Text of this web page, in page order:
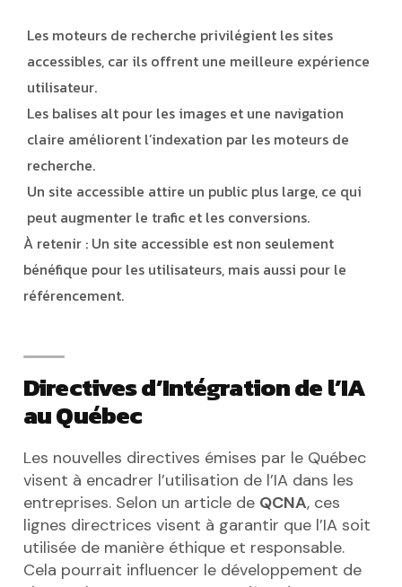
Les moteurs de recherche privilégient les sites
accessibles, car ils offrent une meilleure expérience
utilisateur.
Les balises alt pour les images et une navigation
claire améliorent l’indexation par les moteurs de
recherche.
Un site accessible attire un public plus large, ce qui
peut augmenter le trafic et les conversions.
À retenir : Un site accessible est non seulement
bénéfique pour les utilisateurs, mais aussi pour le
référencement.
Directives d’Intégration de l’IA
au Québec
Les nouvelles directives émises par le Québec
visent à encadrer l’utilisation de l’IA dans les
entreprises. Selon un article de QCNA, ces
lignes directrices visent à garantir que l’IA soit
utilisée de manière éthique et responsable.
Cela pourrait influencer le développement de